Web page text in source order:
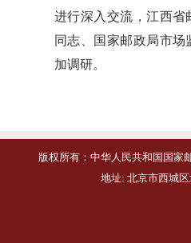
进行深入交流，江西省
同志、国家邮政局市场
加调研。
版权所有：中华人民共和国国家
地址: 北京市西城